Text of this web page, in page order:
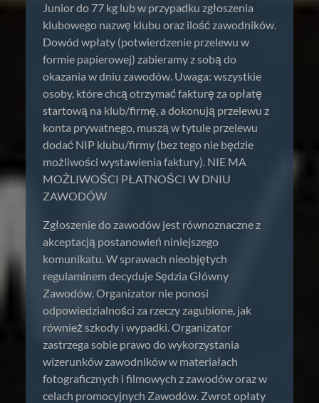
Junior do 77 kg lub w przypadku zgłoszenia
klubowego nazwę klubu oraz ilość zawodników.
Dowód wpłaty (potwierdzenie przelewu w
formie papierowej) zabieramy z sobą do
okazania w dniu zawodów. Uwaga: wszystkie
osoby, które chcą otrzymać fakturę za opłatę
startową na klub/firmę, a dokonują przelewu z
konta prywatnego, muszą w tytule przelewu
dodać NIP klubu/firmy (bez tego nie będzie
możliwości wystawienia faktury). NIE MA
MOŻLIWOŚCI PŁATNOŚCI W DNIU
ZAWODÓW
Zgłoszenie do zawodów jest równoznaczne z
akceptacją postanowień niniejszego
komunikatu. W sprawach nieobjętych
regulaminem decyduje Sędzia Główny
Zawodów. Organizator nie ponosi
odpowiedzialności za rzeczy zagubione, jak
również szkody i wypadki. Organizator
zastrzega sobie prawo do wykorzystania
wizerunków zawodników w materiałach
fotograficznych i filmowych z zawodów oraz w
celach promocyjnych Zawodów. Zwrot opłaty